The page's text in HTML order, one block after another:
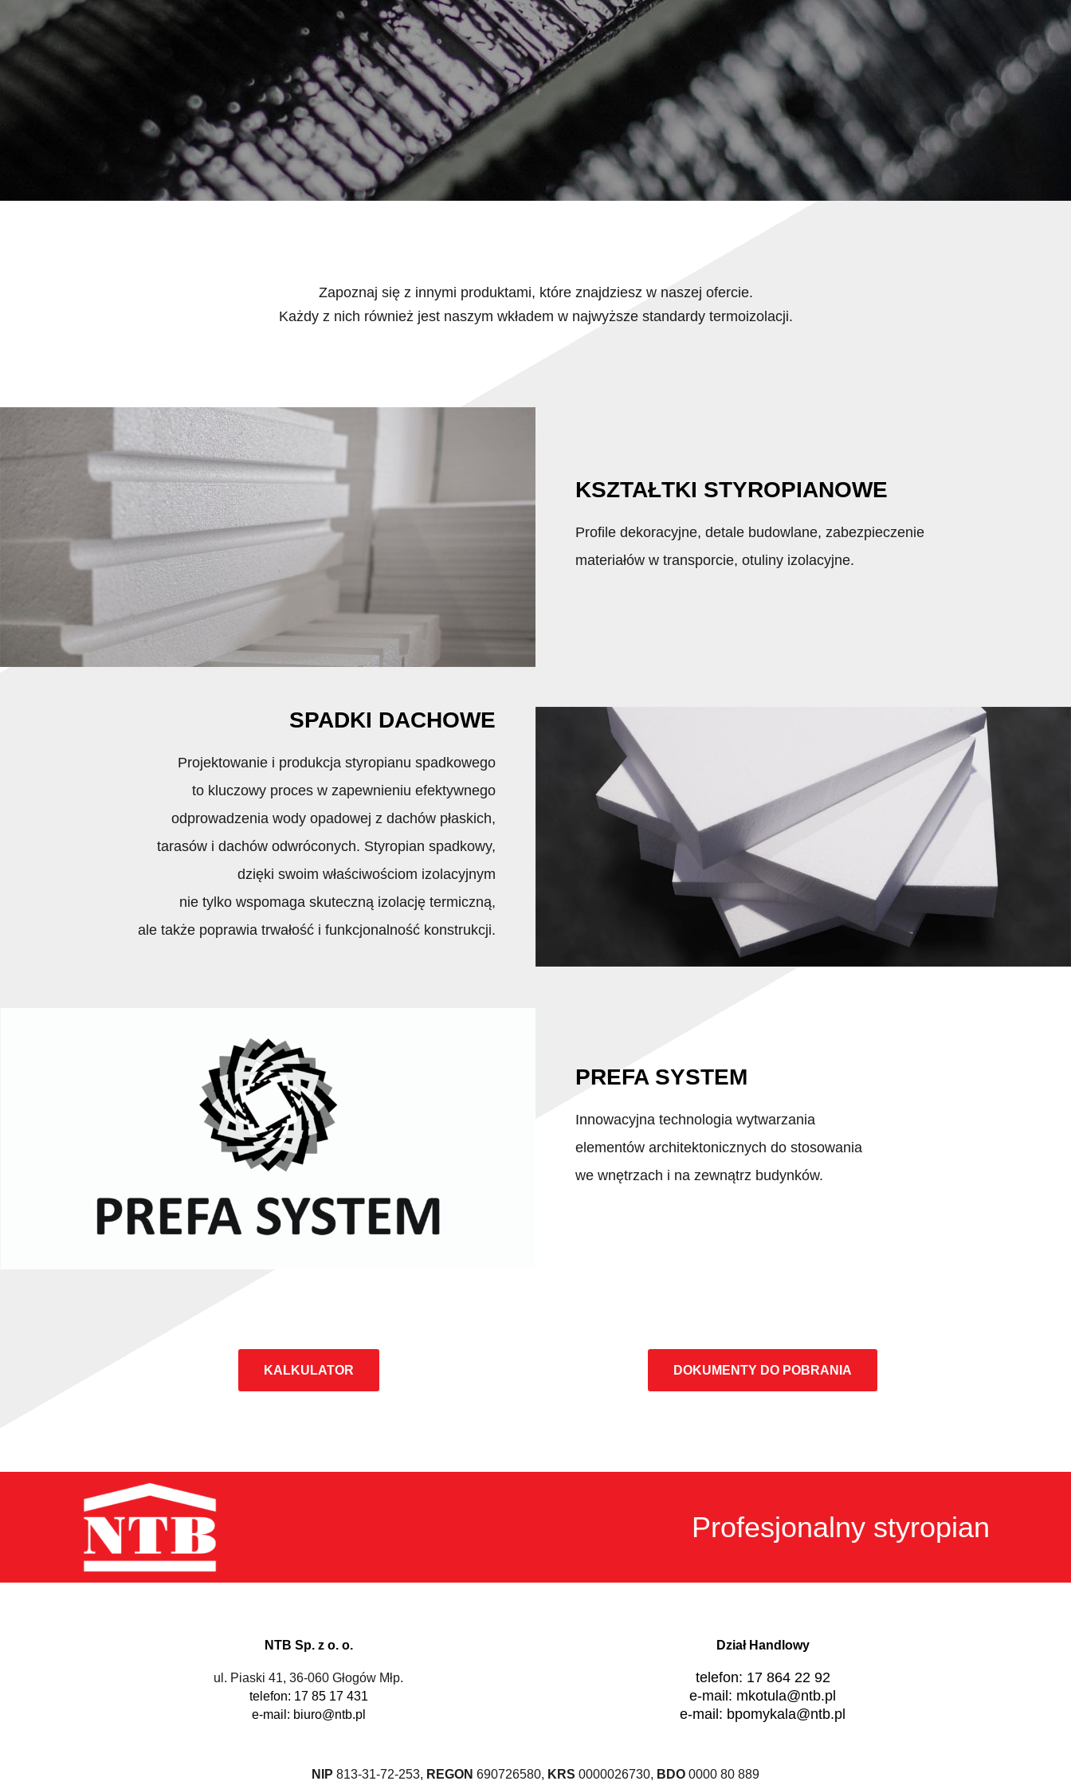
Zapoznaj się z innymi produktami, które znajdziesz w naszej ofercie.
Każdy z nich również jest naszym wkładem w najwyższe standardy termoizolacji.
KSZTAŁTKI STYROPIANOWE
Profile dekoracyjne, detale budowlane, zabezpieczenie
materiałów w transporcie, otuliny izolacyjne.
SPADKI DACHOWE
Projektowanie i produkcja styropianu spadkowego
to kluczowy proces w zapewnieniu efektywnego
odprowadzenia wody opadowej z dachów płaskich,
tarasów i dachów odwróconych. Styropian spadkowy,
dzięki swoim właściwościom izolacyjnym
nie tylko wspomaga skuteczną izolację termiczną,
ale także poprawia trwałość i funkcjonalność konstrukcji.
PREFA SYSTEM
Innowacyjna technologia wytwarzania
elementów architektonicznych do stosowania
we wnętrzach i na zewnątrz budynków.
KALKULATOR DOKUMENTY DO POBRANIA
Profesjonalny styropian
NTB Sp. z o. o.
ul. Piaski 41, 36-060 Głogów Młp.
telefon: 17 85 17 431
e-mail: biuro@ntb.pl
Dział Handlowy
telefon: 17 864 22 92
e-mail: mkotula@ntb.pl
e-mail: bpomykala@ntb.pl
NIP 813-31-72-253, REGON 690726580, KRS 0000026730, BDO 0000 80 889